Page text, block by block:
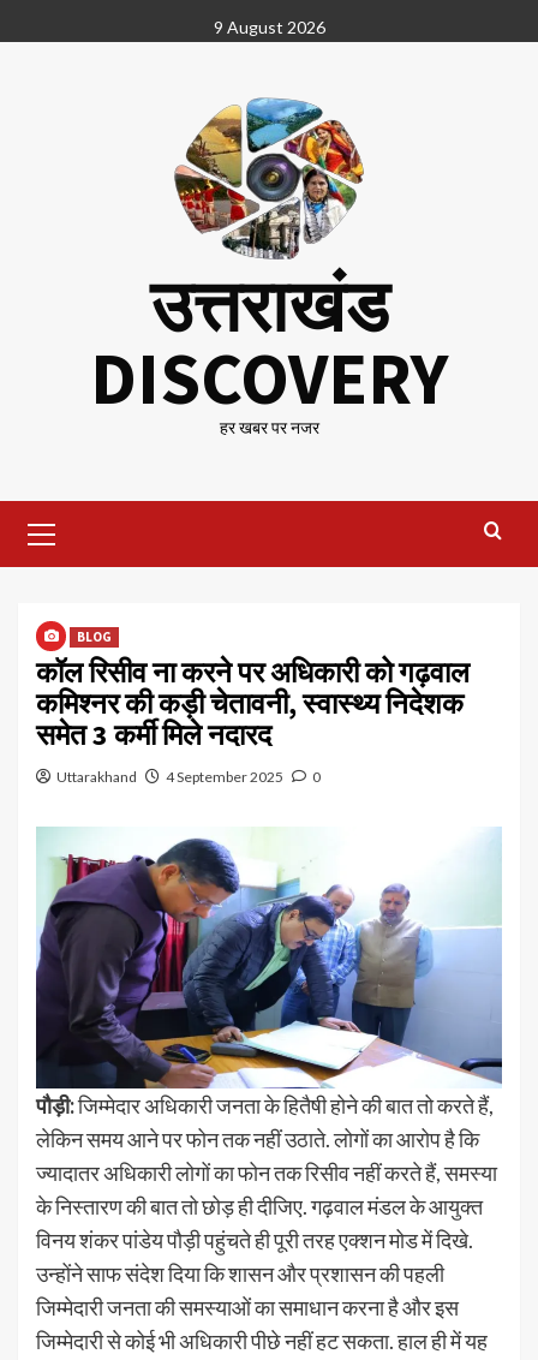
to
9 August 2026
उत्तराखंड
DISCOVERY
हर खबर पर नजर
Menu
BLOG
कॉल रिसीव ना करने पर अधिकारी को गढ़वाल
कमिश्नर की कड़ी चेतावनी, स्वास्थ्य निदेशक
समेत 3 कर्मी मिले नदारद
Uttarakhand 4 September 2025 0
पौड़ी:जिम्मेदार अधिकारी जनता के हितैषी होने की बात तो करते हैं,
लेकिन समय आने पर फोन तक नहीं उठाते. लोगों का आरोप है कि
ज्यादातर अधिकारी लोगों का फोन तक रिसीव नहीं करते हैं, समस्या
के निस्तारण की बात तो छोड़ ही दीजिए. गढ़वाल मंडल के आयुक्त
विनय शंकर पांडेय पौड़ी पहुंचते ही पूरी तरह एक्शन मोड में दिखे.
उन्होंने साफ संदेश दिया कि शासन और प्रशासन की पहली
जिम्मेदारी जनता की समस्याओं का समाधान करना है और इस
जिम्मेदारी से कोई भी अधिकारी पीछे नहीं हट सकता. हाल ही में यह